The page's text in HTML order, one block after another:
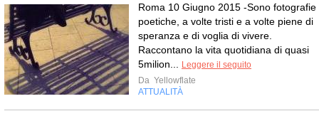
Roma 10 Giugno 2015 -Sono fotografie
poetiche, a volte tristi e a volte piene di
speranza e di voglia di vivere.
Raccontano la vita quotidiana di quasi
5milion...
Leggere il seguito
Da Yellowflate
ATTUALITÀ